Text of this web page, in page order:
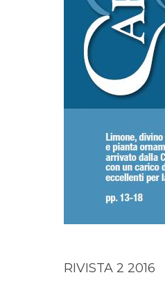
RIVISTA 2 2016